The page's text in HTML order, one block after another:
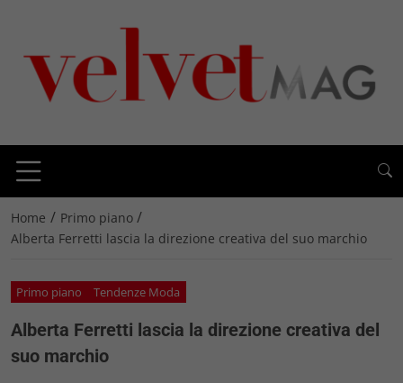
Home / Primo piano /
Alberta Ferretti lascia la direzione creativa del suo marchio
Primo piano Tendenze Moda
Alberta Ferretti lascia la direzione creativa del
suo marchio